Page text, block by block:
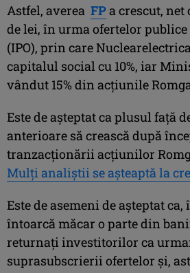
Astfel, averea FPa crescut, net
de lei, în urma ofertelor
(IPO), prin care
capitalul social cu 10%, iar
vândut 15% din acţiunile
Este de aşteptat ca plusul faţă
anterioare să crească după
tranzacţionării acţiunilor
Mulţi analiştii se aşteaptă la
Este de asemeni de aşteptat ca,
întoarcă măcar o parte din
returnaţi investitorilor ca
suprasubscrierii ofertelor şi,